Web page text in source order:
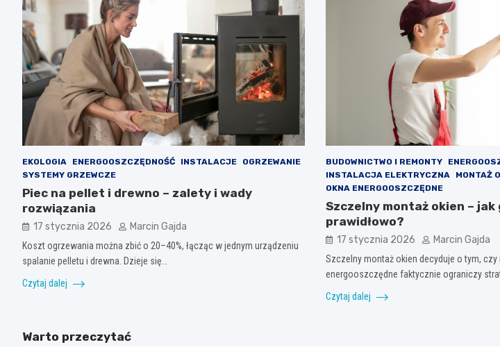
EKOLOGIA ENERGOOSZCZĘDNOŚĆ INSTALACJE
OGRZEWANIE
SYSTEMY GRZEWCZE
Piec na pellet i drewno – zalety i wady
rozwiązania
17 stycznia 2026 Marcin Gajda
Koszt ogrzewania można zbić o 20–40%, łącząc w jednym urządzeniu
spalanie pelletu i drewna. Dzieje się…
Czytaj dalej
BUDOWNICTWO I REMONTY
INSTALACJA ELEKTRYCZNA
MONTAŻ
OKNA ENERGOOSZCZĘDNE
Szczelny montaż okien – jak
prawidłowo?
17 stycznia 2026 Marcin Gajda
Szczelny montaż okien decyduje o tym,
energooszczędne faktycznie ograniczy
Czytaj dalej
Warto przeczytać